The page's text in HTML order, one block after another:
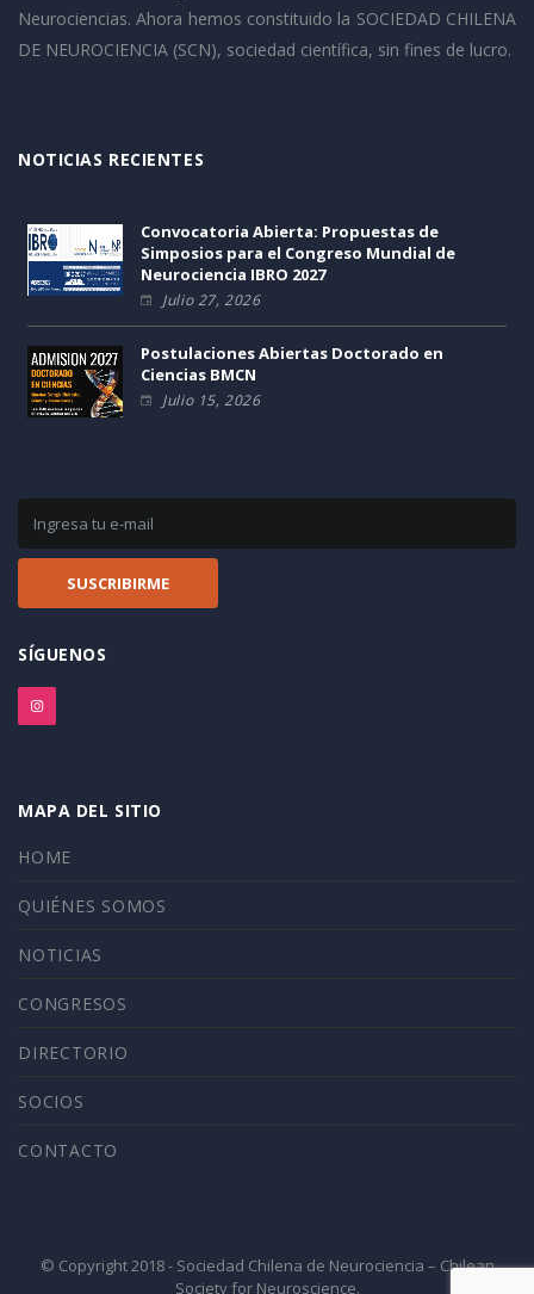
Neurociencias. Ahora hemos constituido la SOCIEDAD CHILENA
DE NEUROCIENCIA (SCN), sociedad científica, sin fines de lucro.
NOTICIAS RECIENTES
Convocatoria Abierta: Propuestas de
Simposios para el Congreso Mundial de
Neurociencia IBRO 2027
Julio 27, 2026
Postulaciones Abiertas Doctorado en
Ciencias BMCN
Julio 15, 2026
SÍGUENOS
MAPA DEL SITIO
HOME
QUIÉNES SOMOS
NOTICIAS
CONGRESOS
DIRECTORIO
SOCIOS
CONTACTO
© Copyright 2018 - Sociedad Chilena de Neurociencia – Chilean
Society for Neuroscience.